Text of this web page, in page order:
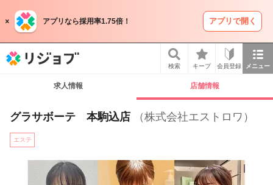
アプリなら採用率1.75倍！ アプリで開く
検索 キープ 会員登録 メニュー
求人情報 店舗情報
グラサボーテ 本駒込店 （株式会社エストロワ）
エステ